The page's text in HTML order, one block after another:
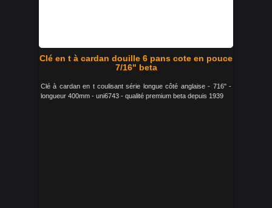
Clé en t à cardan douille 6 pans cote en pouce
7/16" beta
Clé à cardan en t coulisant série longue côté anglaise - 716" -
longueur 400mm - uni6743 - qualité premium beta depuis 1939